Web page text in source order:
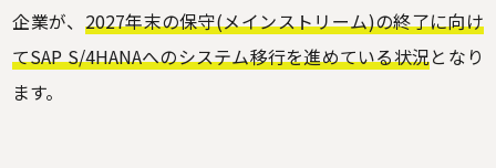
企業が、 2027年末の保守(メインストリーム)の終了に向け
てSAP S/4HANAへのシステム移行を進めている状況となり
ます。